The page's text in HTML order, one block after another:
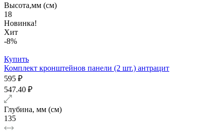
Высота,мм (см)
18
Новинка!
Хит
-8%
Купить
Комплект кронштейнов панели (2 шт.) антрацит
595 ₽
547.40 ₽
Глубина, мм (см)
135